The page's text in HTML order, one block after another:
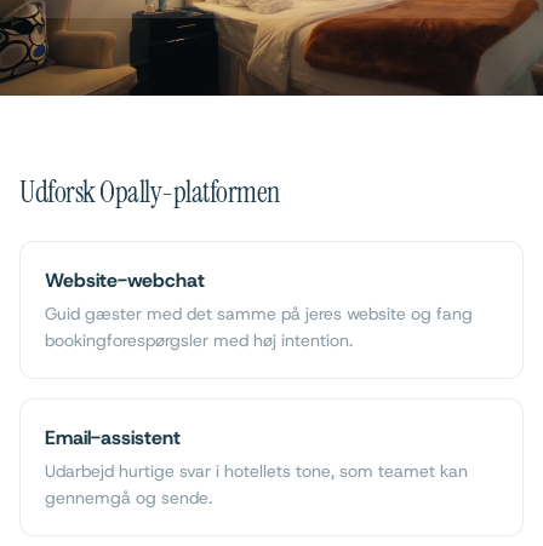
Udforsk Opally-platformen
Website-webchat
Guid gæster med det samme på jeres website og fang
bookingforespørgsler med høj intention.
Email-assistent
Udarbejd hurtige svar i hotellets tone, som teamet kan
gennemgå og sende.